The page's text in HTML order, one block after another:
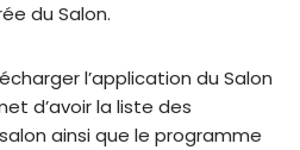
du Salon.
l’application du Salon
d’avoir la liste des
ainsi que le programme